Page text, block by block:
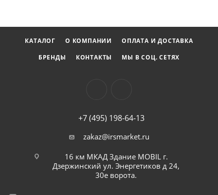
КАТАЛОГ О КОМПАНИИ
ОПЛАТА И ДОСТАВКА
БРЕНДЫ
КОНТАКТЫ МЫ В СОЦ. СЕТЯХ
+7 (495) 198-64-13
zakaz@irsmarket.ru
16 км МКАД Здание MOBIL г.
Дзержинский ул. Энергетиков д 24,
30е ворота.